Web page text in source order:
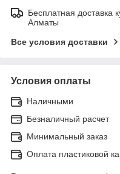
Бесплатная доставка
Алматы
Все условия доставки
Условия оплаты
Наличными
Безналичный расчет
Минимальный заказ
Оплата пластиковой